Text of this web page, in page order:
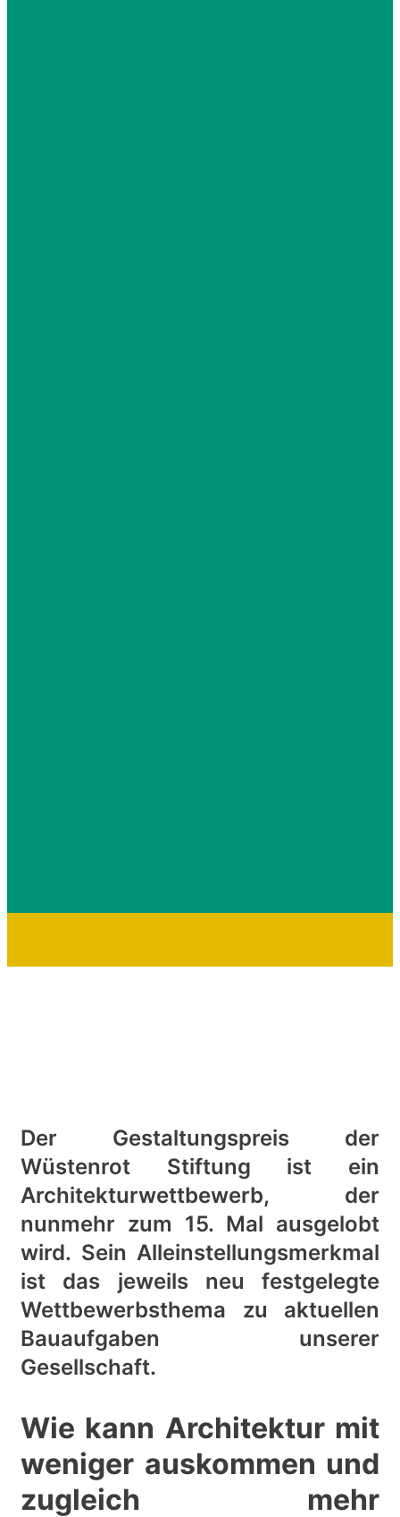
Der Gestaltungspreis der
Wüstenrot Stiftung ist ein
Architekturwettbewerb, der
nunmehr zum 15. Mal ausgelobt
wird. Sein Alleinstellungsmerkmal
ist das jeweils neu festgelegte
Wettbewerbsthema zu aktuellen
Bauaufgaben unserer
Gesellschaft.
Wie kann Architektur mit
weniger auskommen und
zugleich mehr